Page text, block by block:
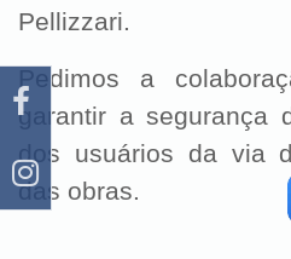
Pellizzari.
Pedimos a
garantir a segurança
dos usuários da via
das obras.